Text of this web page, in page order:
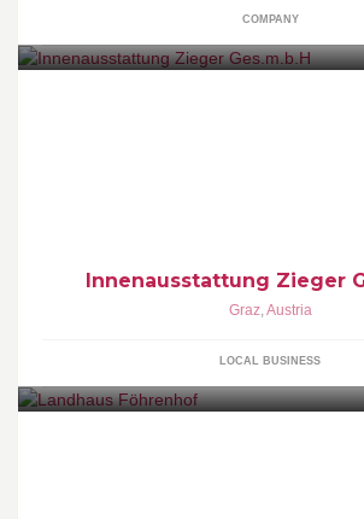
COMPANY
Innenausstattung Zieger
Graz,Austria
LOCAL BUSINESS